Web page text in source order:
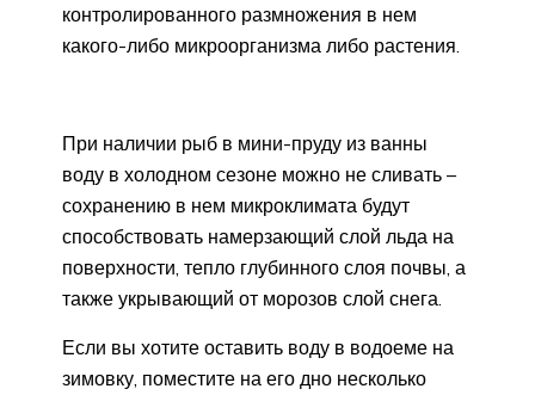
контролированного размножения в нем
какого-либо микроорганизма либо растения.
При наличии рыб в мини-пруду из ванны
воду в холодном сезоне можно не сливать –
сохранению в нем микроклимата будут
способствовать намерзающий слой льда на
поверхности, тепло глубинного слоя почвы, а
также укрывающий от морозов слой снега.
Если вы хотите оставить воду в водоеме на
зимовку, поместите на его дно несколько